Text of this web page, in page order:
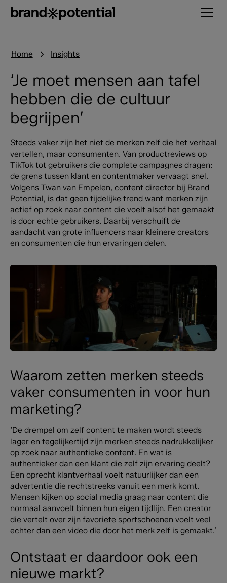
Home Insights
‘Je moet mensen aan tafel
hebben die de cultuur
begrijpen’
Steeds vaker zijn het niet de merken zelf die het verhaal
vertellen, maar consumenten. Van productreviews op
TikTok tot gebruikers die complete campagnes dragen:
de grens tussen klant en contentmaker vervaagt snel.
Volgens Twan van Empelen, content director bij Brand
Potential, is dat geen tijdelijke trend want merken zijn
actief op zoek naar content die voelt alsof het gemaakt
is door echte gebruikers. Daarbij verschuift de
aandacht van grote influencers naar kleinere creators
en consumenten die hun ervaringen delen.
Waarom zetten merken steeds
vaker consumenten in voor hun
marketing?
‘De drempel om zelf content te maken wordt steeds
lager en tegelijkertijd zijn merken steeds nadrukkelijker
op zoek naar authentieke content. En wat is
authentieker dan een klant die zelf zijn ervaring deelt?
Een oprecht klantverhaal voelt natuurlijker dan een
advertentie die rechtstreeks vanuit een merk komt.
Mensen kijken op social media graag naar content die
normaal aanvoelt binnen hun eigen tijdlijn. Een creator
die vertelt over zijn favoriete sportschoenen voelt veel
echter dan een video die door het merk zelf is gemaakt.’
Ontstaat er daardoor ook een
nieuwe markt?